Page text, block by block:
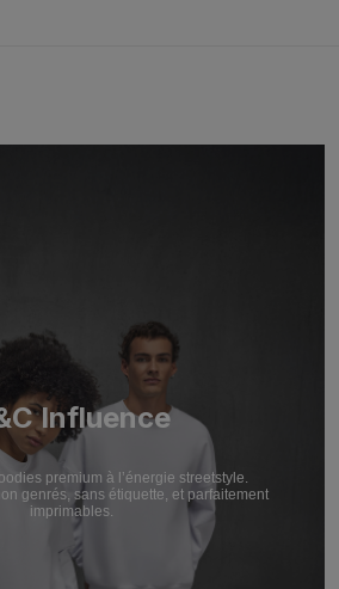
Influence
premium à l’énergie streetstyle.
genrés, sans étiquette, et parfaitement
imprimables.